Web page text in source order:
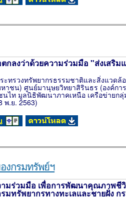
กลงว่าด้วยความร่วมมือ "ส่งเสริ
ะทรวงทรัพยากรธรรมชาติและสิ่งแว
หาชน) ศูนย์มานุษยวิทยาสิรินธร (องค์ก
ไท มูลนิธิพัฒนาภาคเหนือ เครือข่ายก
พ.ย. 2563)
กรมทรัพย์ฯ
มร่วมมือ เพื่อการพัฒนาคุณภาพชี
มทรัพยากรทางทะเลและชายฝั่ง